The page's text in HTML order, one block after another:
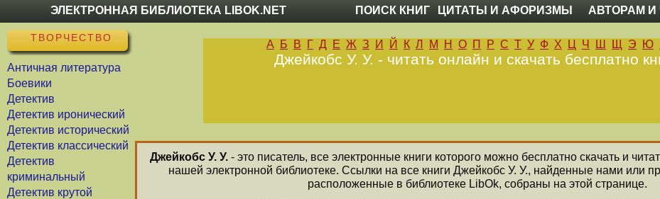
ЭЛЕКТРОННАЯ БИБЛИОТЕКА LIBOK.NET ПОИСК КНИГ ЦИТАТЫ И АФОРИЗМЫ АВТОРАМ И
ТВОРЧЕСТВО
Античная литература
Боевики
Детектив
Детектив иронический
Детектив исторический
Детектив классический
Детектив
криминальный
Детектив крутой
А Б В Г Д Е Ж З И Й К Л М Н О П Р С Т У Ф Х Ц Ч Ш Щ Э Ю
Джейкобс У. У. - читать онлайн и скачать бесплатно
Джейкобс У. У.- это писатель, все электронные книги которого можно бесплатно скачать и
нашей электронной библиотеке. Ссылки на все книги Джейкобс У. У., найденные нами или
расположенные в библиотеке LibOk, собраны на этой странице.